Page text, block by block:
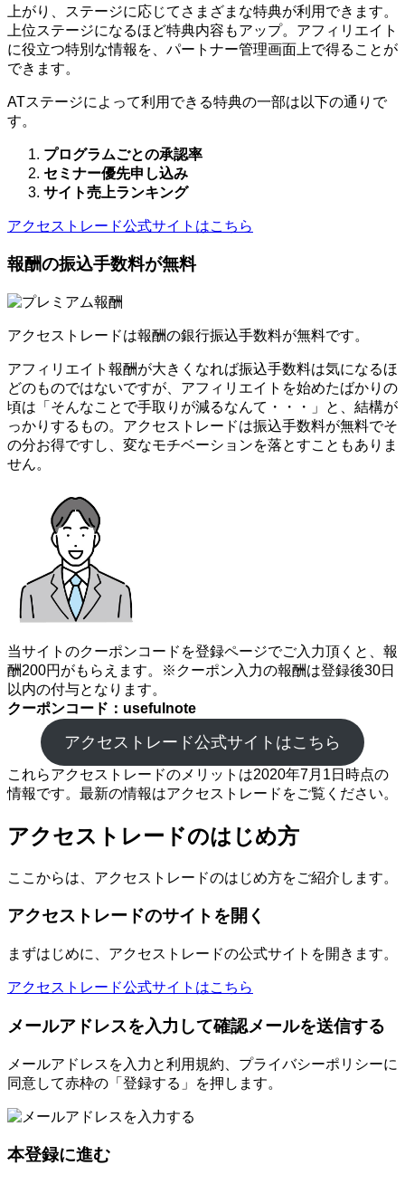
上がり、ステージに応じてさまざまな特典が利用できます。
上位ステージになるほど特典内容もアップ。アフィリエイト
に役立つ特別な情報を、パートナー管理画面上で得ることが
できます。
ATステージによって利用できる特典の一部は以下の通りで
す。
プログラムごとの承認率
セミナー優先申し込み
サイト売上ランキング
アクセストレード公式サイトはこちら
報酬の振込手数料が無料
アクセストレードは報酬の銀行振込手数料が無料です。
アフィリエイト報酬が大きくなれば振込手数料は気になるほ
どのものではないですが、アフィリエイトを始めたばかりの
頃は「そんなことで手取りが減るなんて・・・」と、結構が
っかりするもの。アクセストレードは振込手数料が無料でそ
の分お得ですし、変なモチベーションを落とすこともありま
せん。
当サイトのクーポンコードを登録ページでご入力頂くと、報
酬200円がもらえます。※クーポン入力の報酬は登録後30日
以内の付与となります。
クーポンコード：usefulnote
アクセストレード公式サイトはこちら
これらアクセストレードのメリットは2020年7月1日時点の
情報です。最新の情報はアクセストレードをご覧ください。
アクセストレードのはじめ方
ここからは、アクセストレードのはじめ方をご紹介します。
アクセストレードのサイトを開く
まずはじめに、アクセストレードの公式サイトを開きます。
アクセストレード公式サイトはこちら
メールアドレスを入力して確認メールを送信する
メールアドレスを入力と利用規約、プライバシーポリシーに
同意して赤枠の「登録する」を押します。
本登録に進む